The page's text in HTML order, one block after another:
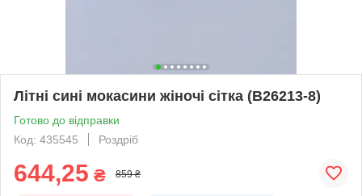
Літні сині мокасини жіночі сітка (B26213-8)
Готово до відправки
Код: 435545
Роздріб
644,25 ₴ 859 ₴